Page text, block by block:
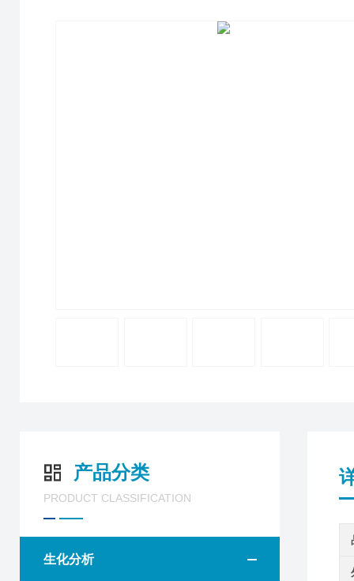
产品分类
PRODUCT CLASSIFICATION
生化分析